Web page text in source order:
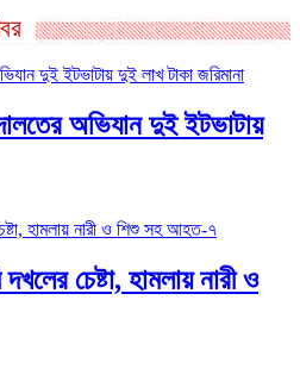
অভিযান দুই ইটভাটায়
চেষ্টা, হামলায় নারী ও